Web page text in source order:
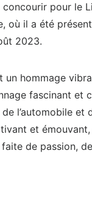
pour le
où il a été
2023.
un hommage
fascinant et
l’automobile et
et
de passion,